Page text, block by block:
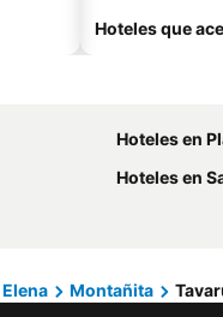
Hoteles que
Hoteles en
Hoteles en
Montañita